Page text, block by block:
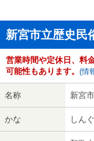
新宮市立歴史民
営業時間や定休日、料
可能性もあります。 (情
名称 新宮
かな しん